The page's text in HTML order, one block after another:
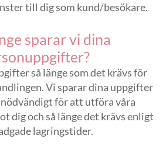
till dig som kund/besökare.
sparar vi dina
så länge som det krävs för
Vi sparar dina uppgifter
nödvändigt för att utföra våra
dig och så länge det krävs enligt
lagringstider.